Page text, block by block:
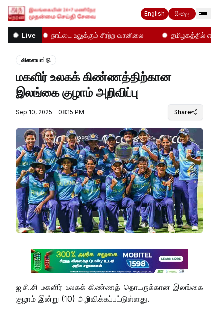
English සිංහල
Live நாட்டை உலுக்கும் சீரற்ற வானிலை தமிழகத்தில் என்ன
விளையாட்டு
மகளிர் உலகக் கிண்ணத்திற்கான
இலங்கை குழாம் அறிவிப்பு
Sep 10, 2025 - 08:15 PM Share
ஐ.சி.சி மகளிர் உலகக் கிண்ணத் தொடருக்கான இலங்கை
குழாம் இன்று (10) அறிவிக்கப்பட்டுள்ளது.